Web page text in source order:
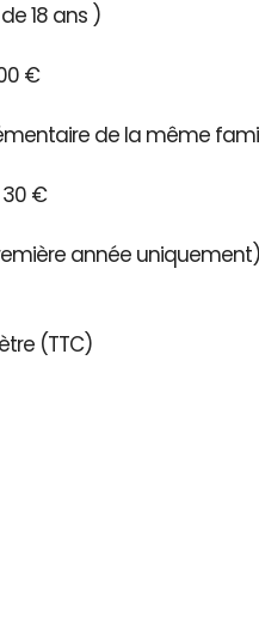
18 ans )
€
de la même
€
année
(TTC)